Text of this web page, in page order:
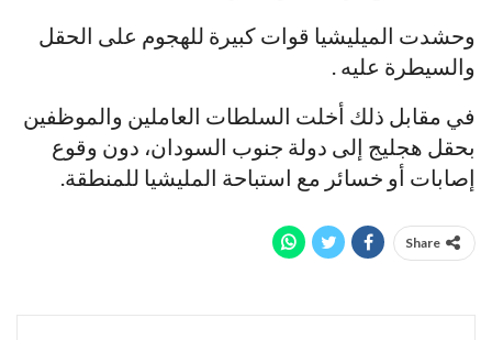
وحشدت الميليشيا قوات كبيرة للهجوم على الحقل
والسيطرة عليه .
في مقابل ذلك أخلت السلطات العاملين والموظفين
بحقل هجليج إلى دولة جنوب السودان، دون وقوع
إصابات أو خسائر مع استباحة المليشيا للمنطقة.
Share